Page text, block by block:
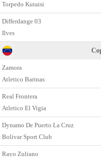
Torpedo Kutaisi
Differdange 03
Ilves
Zamora
Atletico Barinas
Real Frontera
Atletico El Vigia
Dynamo De Puerto La Cruz
Bolivar Sport Club
Rayo Zuliano